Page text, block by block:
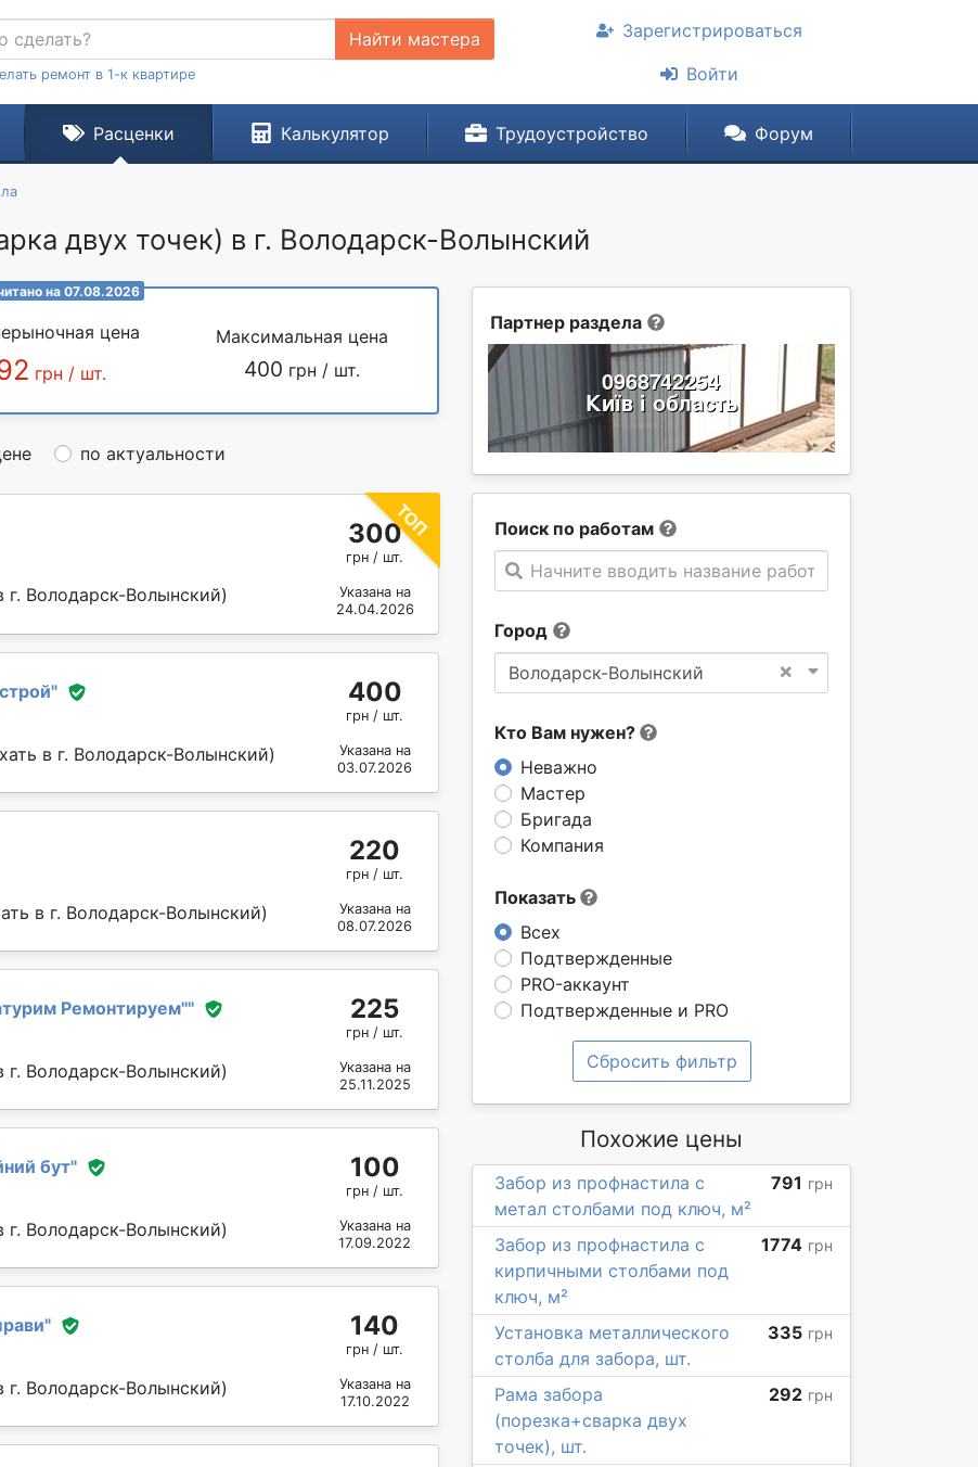
Найти мастера
ремонт в 1-к квартире
Зарегистрироваться
Войти
Расценки Калькулятор Трудоустройство Форум
двух точек) в г. Володарск-Волынский
Партнер раздела
Поиск по работам
Начните вводить название работы
Город
×
Володарск-Волынский
Кто Вам нужен?
Неважно
Мастер
Бригада
Компания
Показать
Всех
Подтвержденные
PRO-аккаунт
Подтвержденные и PRO
Сбросить фильтр
на 07.08.2026
цена
грн / шт.
Максимальная цена
400 грн / шт.
по актуальности
Володарск-Волынский)
300
грн / шт.
Указана на
24.04.2026
"
в г. Володарск-Волынский)
400
грн / шт.
Указана на
03.07.2026
в г. Володарск-Волынский)
220
грн / шт.
Указана на
08.07.2026
Ремонтируем''"
Володарск-Волынский)
225
грн / шт.
Указана на
25.11.2025
бут"
Володарск-Волынский)
100
грн / шт.
Указана на
17.09.2022
"
Володарск-Волынский)
140
грн / шт.
Указана на
17.10.2022
Похожие цены
Забор из профнастила с
метал столбами под ключ, м²
791 грн
Забор из профнастила с
кирпичными столбами под
ключ, м²
1774 грн
Установка металлического
столба для забора, шт.
335 грн
Рама забора
(порезка+сварка двух
точек), шт.
292 грн